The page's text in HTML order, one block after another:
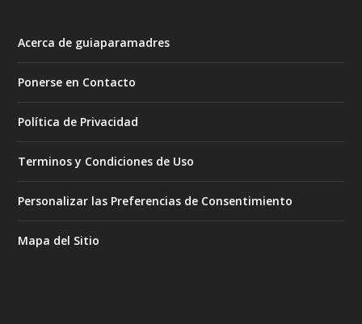
Acerca de guiaparamadres
Ponerse en Contacto
Política de Privacidad
Terminos y Condiciones de Uso
Personalizar las Preferencias de Consentimiento
Mapa del Sitio